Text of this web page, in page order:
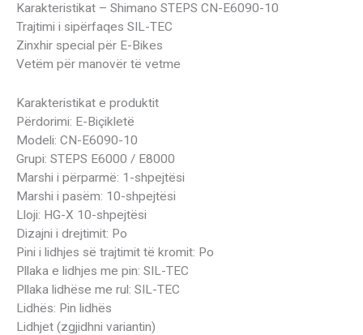
Karakteristikat – Shimano STEPS CN-E6090-10
Trajtimi i sipërfaqes SIL-TEC
Zinxhir special për E-Bikes
Vetëm për manovër të vetme
Karakteristikat e produktit
Përdorimi: E-Biçikletë
Modeli: CN-E6090-10
Grupi: STEPS E6000 / E8000
Marshi i përparmë: 1-shpejtësi
Marshi i pasëm: 10-shpejtësi
Lloji: HG-X 10-shpejtësi
Dizajni i drejtimit: Po
Pini i lidhjes së trajtimit të kromit: Po
Pllaka e lidhjes me pin: SIL-TEC
Pllaka lidhëse me rul: SIL-TEC
Lidhës: Pin lidhës
Lidhjet (zgjidhni variantin)